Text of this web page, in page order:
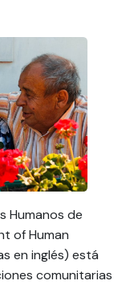
Humanos de
of Human
en inglés) está
comunitarias